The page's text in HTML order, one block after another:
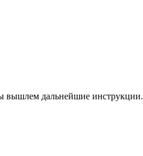
вышлем дальнейшие инструкции.